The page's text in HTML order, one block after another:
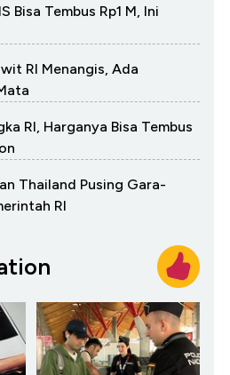
Bisa Tembus Rp1 M, Ini
RI Menangis, Ada
RI, Harganya Bisa Tembus
Thailand Pusing Gara-
RI